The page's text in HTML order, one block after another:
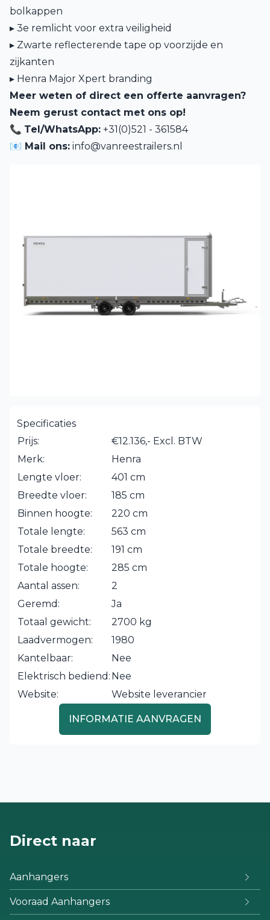
bolkappen
▸ 3e remlicht voor extra veiligheid
▸ Zwarte reflecterende tape op voorzijde en
zijkanten
▸ Henra Major Xpert branding
Meer weten of direct een offerte aanvragen?
Neem gerust contact met ons op!
📞 Tel/WhatsApp: +31(0)521 - 361584
📧 Mail ons: info@vanreestrailers.nl
Specificaties
Prijs:
€12.136,- Excl. BTW
Merk:
Henra
Lengte vloer:
401 cm
Breedte vloer:
185 cm
Binnen hoogte:
220 cm
Totale lengte:
563 cm
Totale breedte:
191 cm
Totale hoogte:
285 cm
Aantal assen:
2
Geremd:
Ja
Totaal gewicht:
2700 kg
Laadvermogen:
1980
Kantelbaar:
Nee
Elektrisch bediend: Nee
Website:
Website leverancier
INFORMATIE AANVRAGEN
Direct naar
Aanhangers
Vooraad Aanhangers